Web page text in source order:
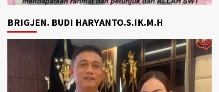
BRIGJEN. BUDI HARYANTO.S.IK.M.H